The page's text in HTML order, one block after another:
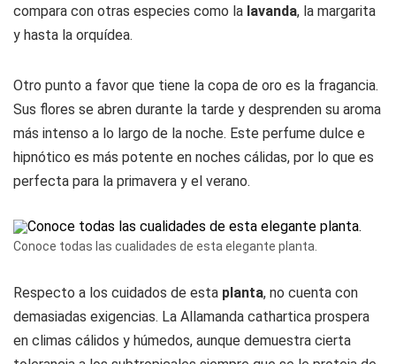
compara con otras especies como la lavanda, la margarita
y hasta la orquídea.
Otro punto a favor que tiene la copa de oro es la fragancia.
Sus flores se abren durante la tarde y desprenden su aroma
más intenso a lo largo de la noche. Este perfume dulce e
hipnótico es más potente en noches cálidas, por lo que es
perfecta para la primavera y el verano.
Conoce todas las cualidades de esta elegante planta.
Respecto a los cuidados de esta planta, no cuenta con
demasiadas exigencias. La Allamanda cathartica prospera
en climas cálidos y húmedos, aunque demuestra cierta